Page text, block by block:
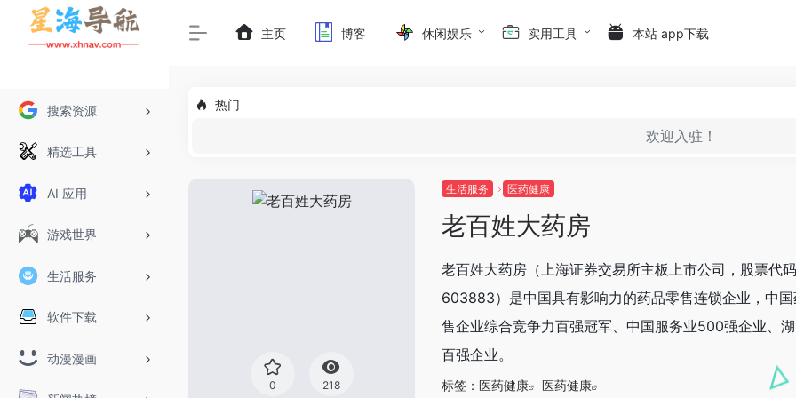
搜索资源
精选工具
AI 应用
游戏世界
生活服务
软件下载
动漫漫画
主页 博客 休闲娱乐 实用工具 本站 app下载
热门
欢迎入驻！
0 218
生活服务 医药健康
老百姓大药房
老百姓大药房（上海证券交易所主板上市公司，股票代码
603883）是中国具有影响力的药品零售连锁企业，中
售企业综合竞争力百强冠军、中国服务业500强企业、
百强企业。
标签： 医药健康 医药健康